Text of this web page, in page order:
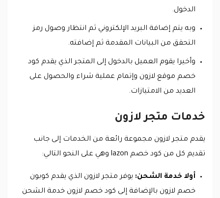
الدخول.
وبه يتم إضافة البريد الإلكتروني ثم انتظار وصول رمز
التحقق من البيانات المقدمة ثم إضافته.
وأخيرا يقوم العميل بالدخول إلى المتجر الذي يقدم كود
خصم موقع لازون وإتمام عملية شراء والحصول على
العديد من الامتيازات.
خدمات متجر لازون
يقدم متجر لازون مجموعة رائعة من الخدمات إلى جانب
تقديم كل من كود خصم lazon وهي على النحو التالي:
أولا خدمة الشحن: يوفر متجر لازون الذي يقدم كوبون
خصم لازون بالإضافة إلى كود خصم لازون خدمة الشحن